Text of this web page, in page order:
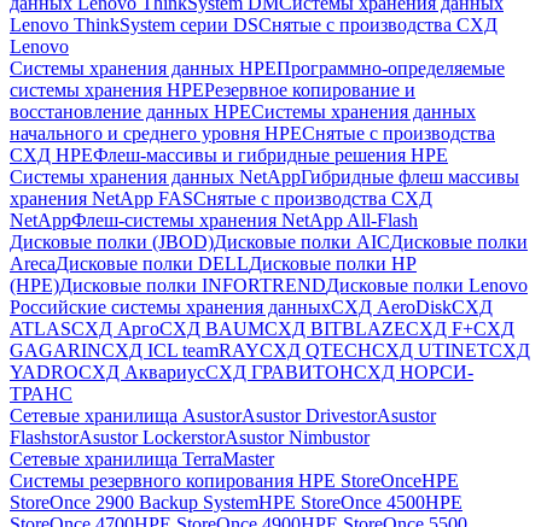
Lenovo ThinkSystem серии DSСнятые с производства СХД
Lenovo
Системы хранения данных HPEПрограммно-определяемые
системы хранения HPEРезервное копирование и
восстановление данных HPEСистемы хранения данных
начального и среднего уровня HPEСнятые с производства
СХД HPEФлеш-массивы и гибридные решения HPE
Cистемы хранения данных NetAppГибридные флеш массивы
хранения NetApp FASСнятые с производства СХД
NetAppФлеш-системы хранения NetApp All-Flash
Дисковые полки (JBOD)Дисковые полки AICДисковые полки
ArecaДисковые полки DELLДисковые полки HP
(HPE)Дисковые полки INFORTRENDДисковые полки Lenovo
Российские системы хранения данныхСХД AeroDiskСХД
ATLASСХД AргоСХД BAUMСХД BITBLAZEСХД F+СХД
GAGARINСХД ICL teamRAYСХД QTECHСХД UTINETСХД
YADROСХД АквариусСХД ГРАВИТОНСХД НОРСИ-
ТРАНС
Сетевые хранилища AsustorAsustor DrivestorAsustor
FlashstorAsustor LockerstorAsustor Nimbustor
Сетевые хранилища TerraMaster
Системы резервного копирования HPE StoreOnceHPE
StoreOnce 2900 Backup SystemHPE StoreOnce 4500HPE